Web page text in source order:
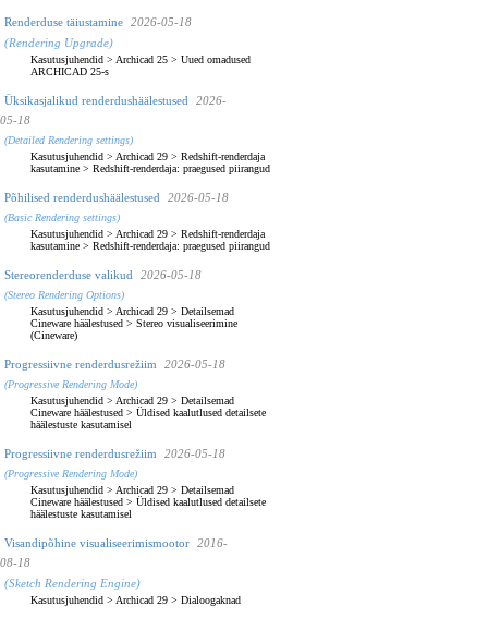
Renderduse täiustamine
2026-05-18
(Rendering Upgrade)
Kasutusjuhendid > Archicad 25 > Uued omadused
ARCHICAD 25-s
Üksikasjalikud renderdushäälestused
2026-
05-18
(Detailed Rendering settings)
Kasutusjuhendid > Archicad 29 > Redshift-renderdaja
kasutamine > Redshift-renderdaja: praegused piirangud
Põhilised renderdushäälestused 2026-05-18
(Basic Rendering settings)
Kasutusjuhendid > Archicad 29 > Redshift-renderdaja
kasutamine > Redshift-renderdaja: praegused piirangud
Stereorenderduse valikud 2026-05-18
(Stereo Rendering Options)
Kasutusjuhendid > Archicad 29 > Detailsemad
Cineware häälestused > Stereo visualiseerimine
(Cineware)
Progressiivne renderdusrežiim 2026-05-18
(Progressive Rendering Mode)
Kasutusjuhendid > Archicad 29 > Detailsemad
Cineware häälestused > Üldised kaalutlused detailsete
häälestuste kasutamisel
Progressiivne renderdusrežiim 2026-05-18
(Progressive Rendering Mode)
Kasutusjuhendid > Archicad 29 > Detailsemad
Cineware häälestused > Üldised kaalutlused detailsete
häälestuste kasutamisel
Visandipõhine visualiseerimismootor
2016-
08-18
(Sketch Rendering Engine)
Kasutusjuhendid > Archicad 29 > Dialoogaknad